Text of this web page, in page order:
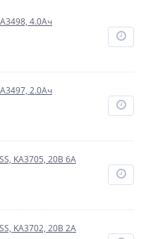
4.0Ач
2.0Ач
KA3705, 20В 6A
KA3702, 20В 2A